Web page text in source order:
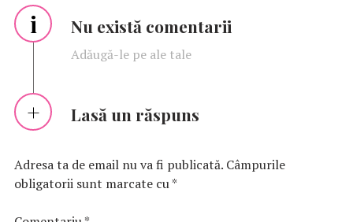
i Nu există comentarii
Adăugă-le pe ale tale
Lasă un răspuns
Adresa ta de email nu va fi publicată. Câmpurile
obligatorii sunt marcate cu*